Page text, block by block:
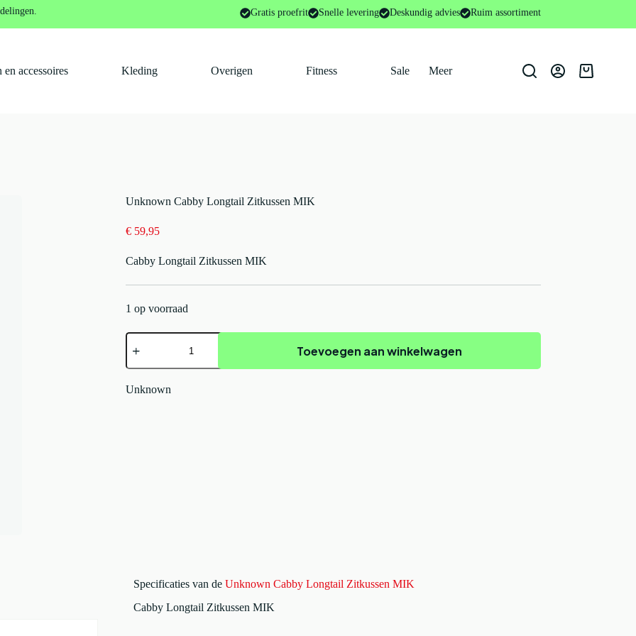
Gratis proefrit Snelle levering Deskundig advies Ruim assortiment
en accessoires Kleding Overigen Fitness Sale Meer
Unknown Cabby Longtail Zitkussen MIK
Unknown Cabby Longtail Zitkussen MIK
€59,95
Cabby Longtail Zitkussen MIK
1 op voorraad
Unknown
Cabby
MIK
Toevoegen aan winkelwagen
Unknown
Specificaties van de Unknown Cabby Longtail Zitkussen MIK
Cabby Longtail Zitkussen MIK